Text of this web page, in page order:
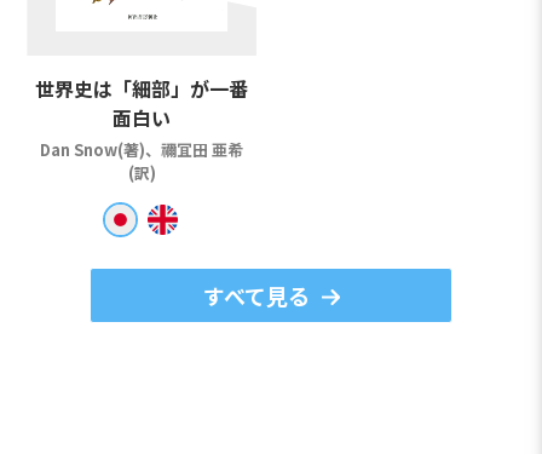
世界史は「細部」が一番
面白い
Dan Snow(著)、禰冝田 亜希
(訳)
すべて見る